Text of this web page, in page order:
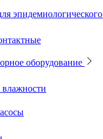
оборудование